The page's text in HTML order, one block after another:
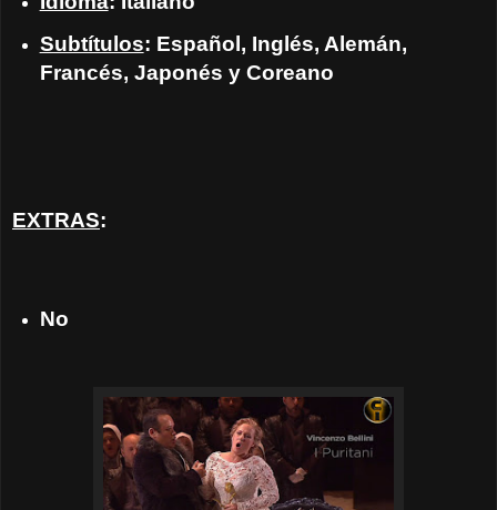
Subtítulos: Español, Inglés, Alemán,
Francés, Japonés y Coreano
EXTRAS:
No